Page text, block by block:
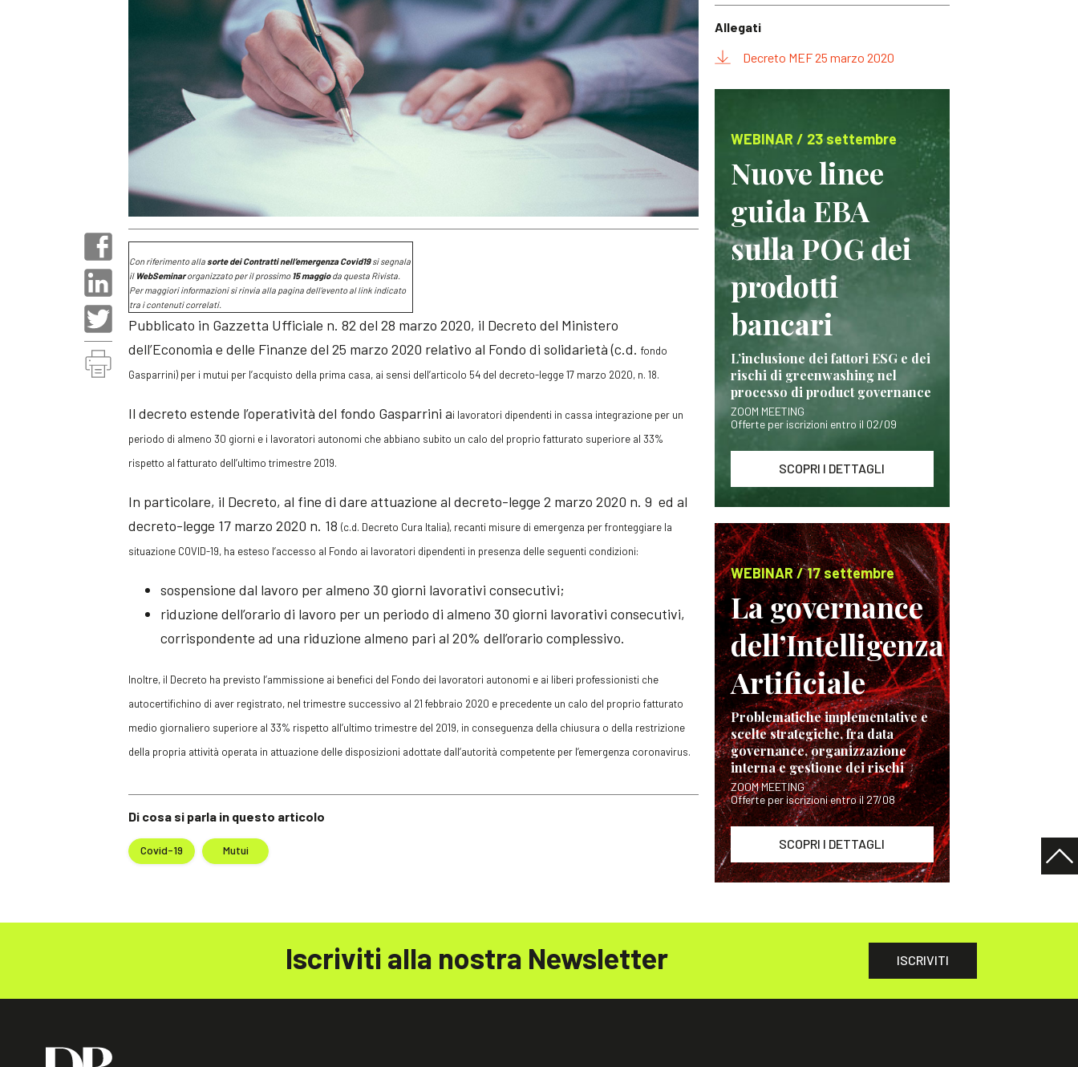
Di cosa si parla in questo articolo
Covid-19 Mutui
Con riferimento allasorte dei Contratti nell’emergenza Covid19si segnala
il WebSeminarorganizzato per il prossimo 15 maggioda questa Rivista.
Per maggiori informazioni si rinvia alla pagina dell’evento al link indicato
tra i contenuti correlati.
Pubblicato in Gazzetta Ufficiale n. 82 del 28 marzo 2020, il Decreto del Ministero
dell’Economia e delle Finanze del 25 marzo 2020 relativo al Fondo di solidarietà (c.d.fondo
Gasparrini) per i mutui per l’acquisto della prima casa, ai sensi dell’articolo 54 del decreto-legge 17 marzo 2020, n. 18.
Il decreto estende l’operatività del fondo Gasparrini ai lavoratori dipendenti in cassa integrazione per un
periodo di almeno 30 giorni e i lavoratori autonomi che abbiano subito un calo del proprio fatturato superiore al 33%
rispetto al fatturato dell’ultimo trimestre 2019.
In particolare, il Decreto, al fine di dare attuazione al decreto-legge 2 marzo 2020 n. 9 ed al
decreto-legge 17 marzo 2020 n. 18(c.d. Decreto Cura Italia), recanti misure di emergenza per fronteggiare la
situazione COVID-19, ha esteso l’accesso al Fondo ai lavoratori dipendenti in presenza delle seguenti condizioni:
sospensione dal lavoro per almeno 30 giorni lavorativi consecutivi;
riduzione dell’orario di lavoro per un periodo di almeno 30 giorni lavorativi consecutivi,
corrispondente ad una riduzione almeno pari al 20% dell’orario complessivo.
Inoltre, il Decreto ha previsto l’ammissione ai benefici del Fondo dei lavoratori autonomi e ai liberi professionisti che
autocertifichino di aver registrato, nel trimestre successivo al 21 febbraio 2020 e precedente un calo del proprio fatturato
medio giornaliero superiore al 33% rispetto all’ultimo trimestre del 2019, in conseguenza della chiusura o della restrizione
della propria attività operata in attuazione delle disposizioni adottate dall’autorità competente per l’emergenza coronavirus.
Allegati
Decreto MEF 25 marzo 2020
WEBINAR / 23 settembre
Nuove linee
guida EBA
sulla POG dei
prodotti
bancari
L’inclusione dei fattori ESG e dei
rischi di greenwashing nel
processo di product governance
ZOOM MEETING
Offerte per iscrizioni entro il 02/09
SCOPRI I DETTAGLI
WEBINAR / 17 settembre
La governance
dell’Intelligenza
Artificiale
Problematiche implementative e
scelte strategiche, fra data
governance, organizzazione
interna e gestione dei rischi
ZOOM MEETING
Offerte per iscrizioni entro il 27/08
SCOPRI I DETTAGLI
Iscriviti alla nostra Newsletter ISCRIVITI